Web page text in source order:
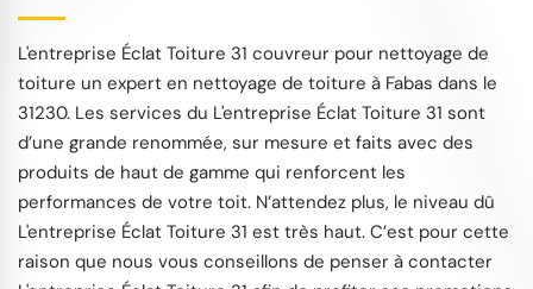
L'entreprise Éclat Toiture 31 couvreur pour nettoyage de
toiture un expert en nettoyage de toiture à Fabas dans le
31230. Les services du L'entreprise Éclat Toiture 31 sont
d’une grande renommée, sur mesure et faits avec des
produits de haut de gamme qui renforcent les
performances de votre toit. N’attendez plus, le niveau dû
L'entreprise Éclat Toiture 31 est très haut. C’est pour cette
raison que nous vous conseillons de penser à contacter